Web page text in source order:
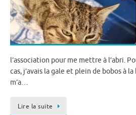
l’association pour me mettre à l’abri.
cas, j’avais la gale et plein de bobos à la
m’a…
Lire la suite